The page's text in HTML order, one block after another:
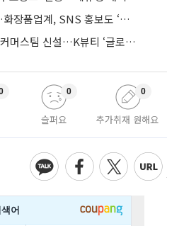
“보기만 하는 광고 끝“…화장품업계, SNS 홍보도 ‘참여형 콘텐츠’로 변모
신설…K뷰티 ‘글로벌 판매망’ 확대
슬퍼요
0
추가취재 원해요
0